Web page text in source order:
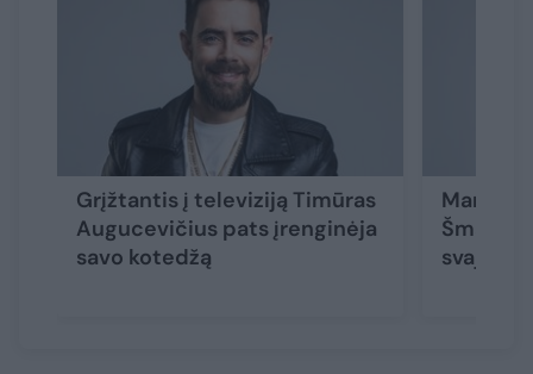
Grįžtantis į televiziją Timūras
Augucevičius pats įrenginėja
savo kotedžą
Marija
svajojo